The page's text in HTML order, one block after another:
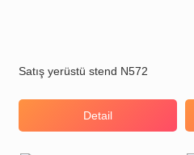
Satış yerüstü stend N572
Detail